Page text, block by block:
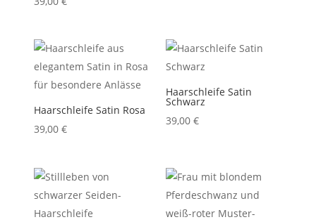
Haarschleife Satin Rosa
39,00€
Haarschleife Satin
Schwarz
39,00 €